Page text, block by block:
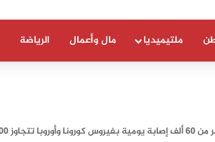
ملتيميديا مال وأعمال الرياضة
300 ألف وفاة